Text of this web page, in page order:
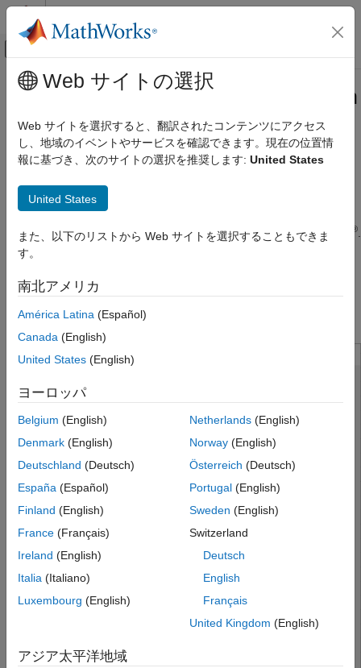
コンテンツへスキップ
オフキャンバス ナビゲーション メ
ドキュメンテーションのホーム
Spreadsheet Link
MATLAB Functions in Microsoft Excel
Find and Execute MATLAB Function Using
MATLAB Function Wizard
ON THIS PAGE
List Folders and Function Categories
Select Function Signature and Enter
See Also
メインコンテンツ
Find and ExecuteMATLAB
Function
UsingMATLABFunction Wizard
This example shows how to find and execute thetriufunction
You can use the Function Wizard to find any MATLAB function.
First, open the MATLAB Function Wizard fromMicrosoft Excel ®
using the function search capability. You can locate the
function also by selecting a category and subcategory. Choose
the function signature and execute it.
Web サイトの選択
Web サイトを選択すると、翻訳されたコンテンツにアクセス
し、地域のイベントやサービスを確認できます。現在の位置情
報に基づき、次のサイトの選択を推奨します: United States
United States
また、以下のリストから Web サイトを選択することもできま
す。
南北アメリカ
América Latina (Español)
Canada (English)
United States (English)
ヨーロッパ
Belgium (English)
Denmark (English)
Deutschland (Deutsch)
España (Español)
Finland (English)
France (Français)
Ireland (English)
Italia (Italiano)
Luxembourg (English)
Netherlands(English)
Norway(English)
Österreich (Deutsch)
Portugal(English)
Sweden (English)
Switzerland
Deutsch
English
Français
United Kingdom (English)
アジア太平洋地域